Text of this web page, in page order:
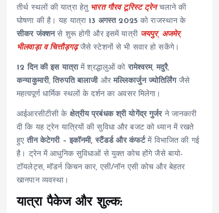
तीर्थ स्थलों की यात्रा हेतु भारत गौरव टूरिस्ट ट्रेनचलाने की
घोषणा की है। यह यात्रा 13 अगस्त 2025 को राजस्थान के
सीकर जंक्शनसे शुरू होगी और इसमें यात्री जयपुर, अजमेर,
भीलवाड़ा व चित्तौड़गढ़जैसे स्टेशनों से भी सवार हो सकेंगे।
12 दिन की इस यात्रामें श्रद्धालुओं कोरामेश्वरम,मदुरै,
कन्याकुमारी,तिरुपति बालाजीऔरमल्लिकार्जुन ज्योतिर्लिंगजैसे
महत्वपूर्ण धार्मिक स्थलों के दर्शन का अवसर मिलेगा।
आईआरसीटीसी के क्षेत्रीय प्रबंधक श्री योगेंद्र गुर्जरने जानकारी
दी कि यह ट्रेन यात्रियों की सुविधा और बजट को ध्यान में रखते
हुएतीन केटेगरी – इकॉनमी, स्टैंडर्ड और कंफर्टमें विभाजित की गई
है। ट्रेन में आधुनिक सुविधाओं से युक्त कोच होंगे जैसे बायो-
टॉयलेट्स, मॉडर्न किचन कार, एसी/नॉन एसी कोच और बेहतर
खानपान व्यवस्था।
यात्रा पैकेज और शुल्क: